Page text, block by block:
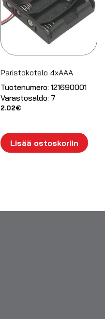
Paristokotelo 4xAAA
Tuotenumero: 121690001
Varastosaldo: 7
2.02€
Lisää ostoskoriin